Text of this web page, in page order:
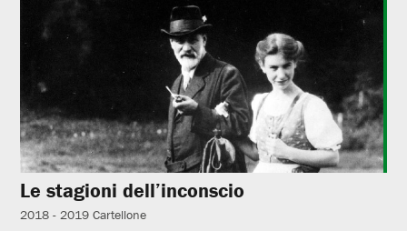
Le stagioni dell’inconscio
2018 - 2019 Cartellone